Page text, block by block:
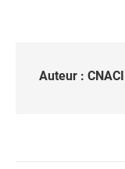
Auteur :